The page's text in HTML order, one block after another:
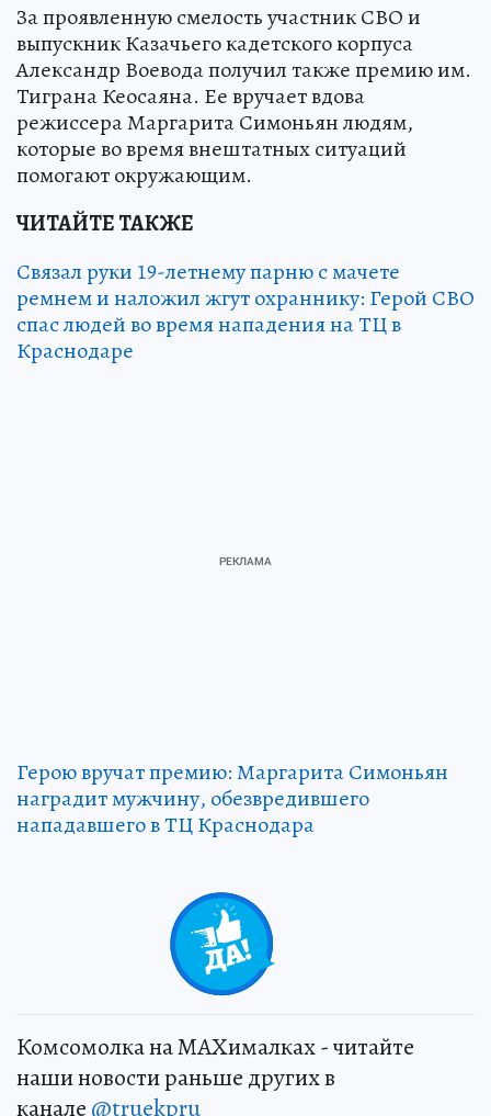
За проявленную смелость участник СВО и
выпускник Казачьего кадетского корпуса
Александр Воевода получил также премию им.
Тиграна Кеосаяна. Ее вручает вдова
режиссера Маргарита Симоньян людям,
которые во время внештатных ситуаций
помогают окружающим.
ЧИТАЙТЕ ТАКЖЕ
Связал руки 19-летнему парню с мачете
ремнем и наложил жгут охраннику: Герой СВО
спас людей во время нападения на ТЦ в
Краснодаре
Герою вручат премию: Маргарита Симоньян
наградит мужчину, обезвредившего
нападавшего в ТЦ Краснодара
Комсомолка на MAXималках - читайте
наши новости раньше других в
канале @truekpru